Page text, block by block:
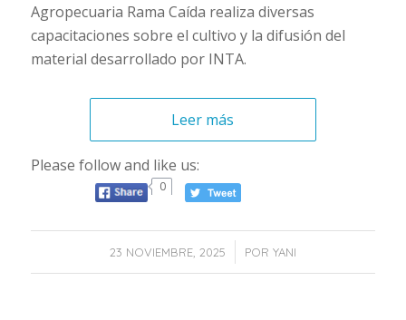
Agropecuaria Rama Caída realiza diversas
capacitaciones sobre el cultivo y la difusión del
material desarrollado por INTA.
Leer más
Please follow and like us:
0
23 NOVIEMBRE, 2025
/ POR YANI